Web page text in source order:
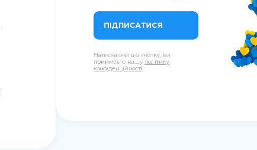
ПІДПИСАТИСЯ
Натискаючи цю кнопку, ви
приймаєте нашу політику
конфіденційності